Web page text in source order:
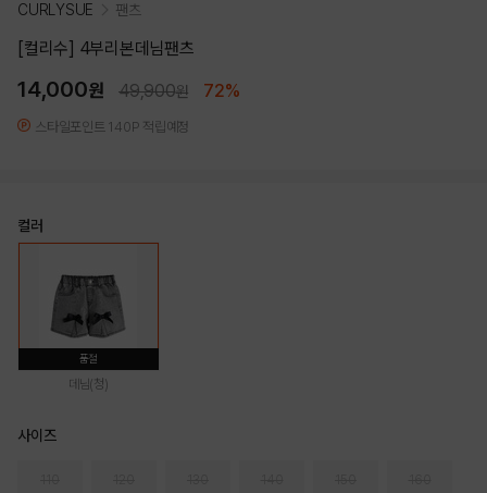
CURLYSUE 팬츠
[컬리수] 4부리본데님팬츠
14,000원 49,900원 72%
스타일포인트 140P 적립예정
컬러
품절
데님(청)
사이즈